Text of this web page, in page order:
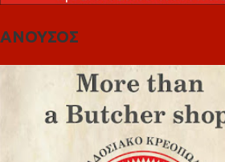
ΑΝΟΥΣΟΣ